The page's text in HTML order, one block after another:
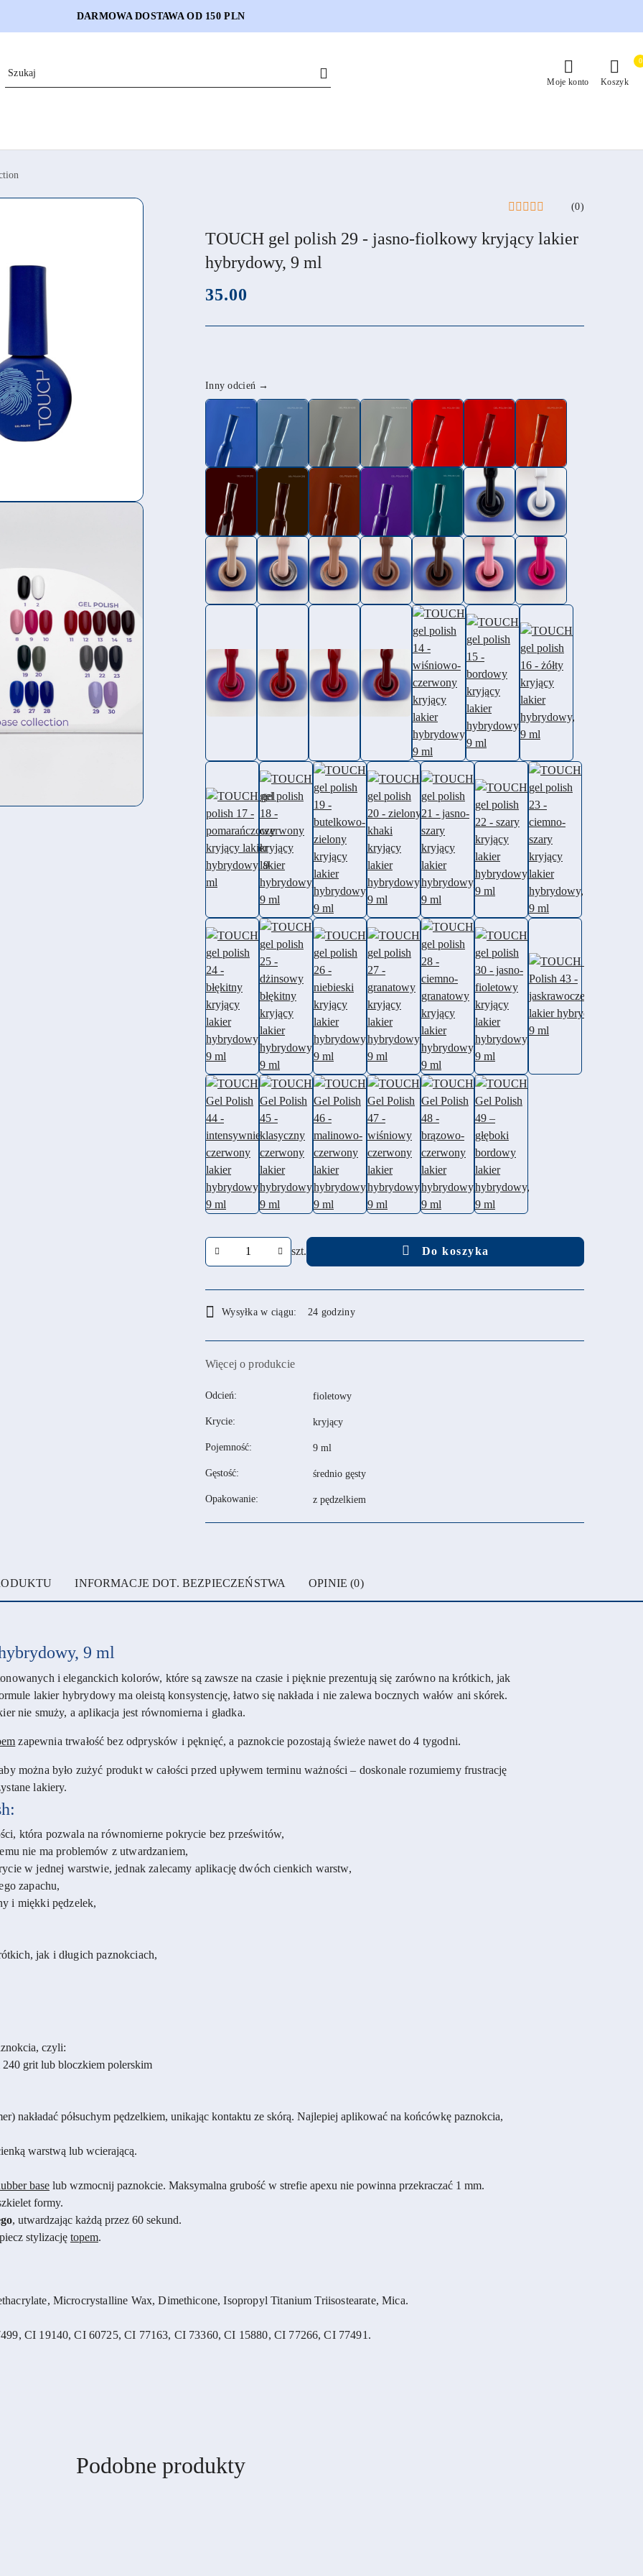
DARMOWA DOSTAWA OD 150 PLN
Moje konto Koszyk
0
(0)
TOUCH gel polish 29 - jasno-fiolkowy kryjący lakier
hybrydowy, 9 ml
cena:
35.00
Wariant
Inny odcień →
szt. Do koszyka
Dostępność
i
dostawa
Wysyłka w ciągu: 24 godziny
Więcej o produkcie
Odcień: fioletowy
Krycie: kryjący
Pojemność: 9 ml
Gęstość: średnio gęsty
Opakowanie: z pędzelkiem
INFORMACJE DOT. BEZPIECZEŃSTWA OPINIE (0)
9 ml
i eleganckich kolorów, które są zawsze na czasie i pięknie prezentują się zarówno na krótkich, jak
lakier hybrydowy ma oleistą konsystencję, łatwo się nakłada i nie zalewa bocznych wałów ani skórek.
nie smuży, a aplikacja jest równomierna i gładka.
zapewnia trwałość bez odprysków i pęknięć, a paznokcie pozostają świeże nawet do 4 tygodni.
można było zużyć produkt w całości przed upływem terminu ważności – doskonale rozumiemy frustrację
lakiery.
która pozwala na równomierne pokrycie bez prześwitów,
nie ma problemów z utwardzaniem,
w jednej warstwie, jednak zalecamy aplikację dwóch cienkich warstw,
zapachu,
i miękki pędzelek,
jak i długich paznokciach,
czyli:
grit lub bloczkiem polerskim
nakładać półsuchym pędzelkiem, unikając kontaktu ze skórą. Najlepiej aplikować na końcówkę paznokcia,
warstwą lub wcierającą.
base lub wzmocnij paznokcie. Maksymalna grubość w strefie apexu nie powinna przekraczać 1 mm.
formy.
, utwardzając każdą przez 60 sekund.
stylizację topem.
Microcrystalline Wax, Dimethicone, Isopropyl Titanium Triisostearate, Mica.
CI 19140, CI 60725, CI 77163, CI 73360, CI 15880, CI 77266, CI 77491.
Produkty
Podobne produkty